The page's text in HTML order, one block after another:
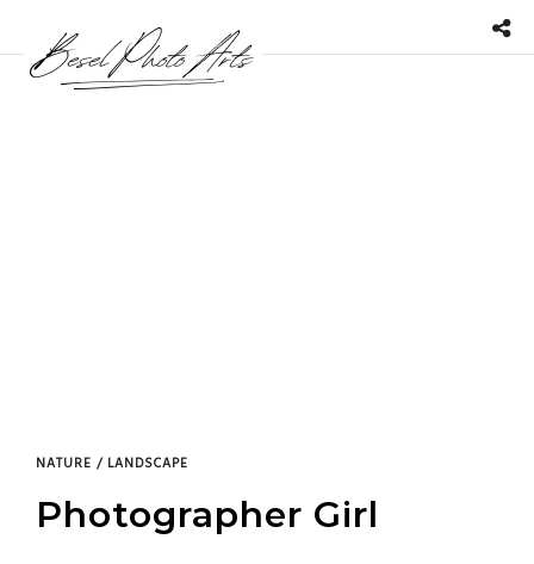
NATURE / LANDSCAPE
Photographer Girl